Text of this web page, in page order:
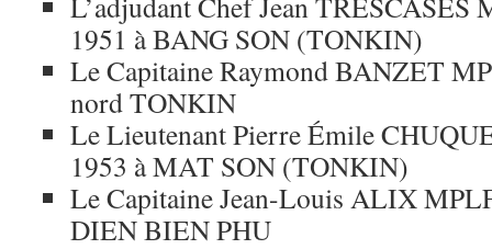
1951 à BANG SON (TONKIN)
Le Capitaine Raymond BANZET
nord TONKIN
Le Lieutenant Pierre Émile
1953 à MAT SON (TONKIN)
Le Capitaine Jean-Louis ALIX
DIEN BIEN PHU